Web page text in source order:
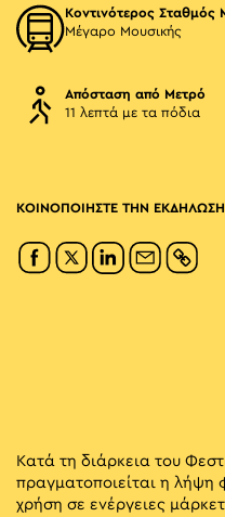
Κοντινότερος Σταθμός
Μέγαρο Μουσικής
Απόσταση από Μετρό
11 λεπτά με τα πόδια
ΚΟΙΝΟΠΟΙΗΣΤΕ ΤΗΝ ΕΚΔΗΛΩΣΗ
Κατά τη διάρκεια του
πραγματοποιείται η λήψη
χρήση σε ενέργειες